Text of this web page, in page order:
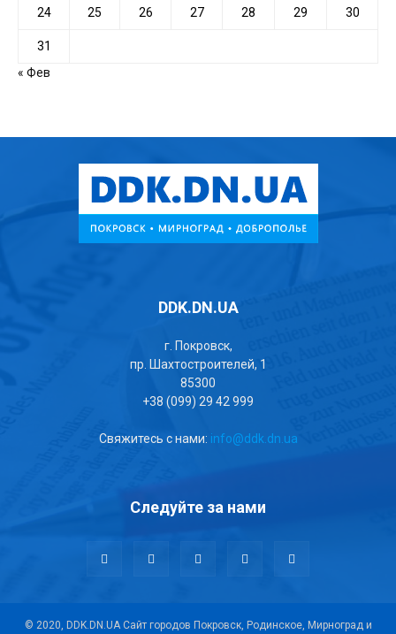
24 25 26 27 28 29 30
31
« Фев
DDK.DN.UA
г. Покровск,
пр. Шахтостроителей, 1
85300
+38 (099) 29 42 999
Свяжитесь с нами: info@ddk.dn.ua
Следуйте за нами
© 2020, DDK.DN.UA Сайт городов Покровск, Родинское, Мирноград и